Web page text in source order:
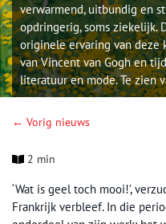
verwarmend, uitbundig en
opdringerig, soms ziekelijk.
originele ervaring van deze
van Vincent van Gogh en
literatuur en mode. Te zien
← Vorig nieuws
2 min
‘Wat is geel toch mooi!’,
Frankrijk verbleef. In die